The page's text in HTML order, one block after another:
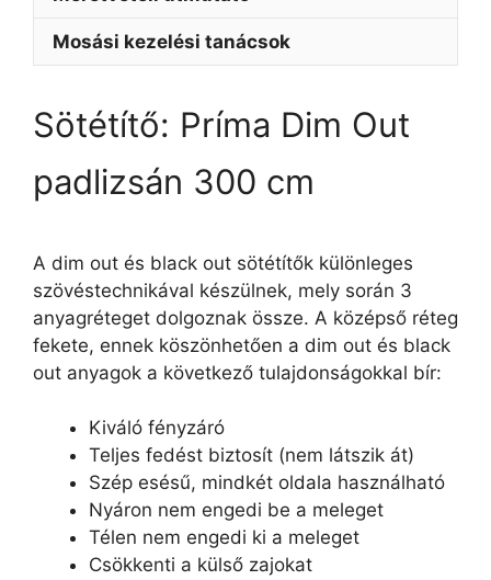
Mosási kezelési tanácsok
Sötétítő: Príma Dim Out
padlizsán 300 cm
A dim out és black out sötétítők különleges
szövéstechnikával készülnek, mely során 3
anyagréteget dolgoznak össze. A középső réteg
fekete, ennek köszönhetően a dim out és black
out anyagok a következő tulajdonságokkal bír:
Kiváló fényzáró
Teljes fedést biztosít (nem látszik át)
Szép esésű, mindkét oldala használható
Nyáron nem engedi be a meleget
Télen nem engedi ki a meleget
Csökkenti a külső zajokat